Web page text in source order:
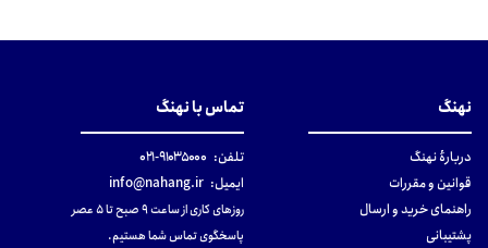
نهنگ
دربارهٔ نهنگ
قوانین و مقررات
راهنمای خرید و ارسال
پشتیبانی
تماس با نهنگ
تلفن: ۹۱۰۳۵۰۰۰-۰۲۱
ایمیل: info@nahang.ir
روزهای کاری از ساعت ۹ صبح تا ۵ عصر
پاسخگوی تماس شما هستیم.